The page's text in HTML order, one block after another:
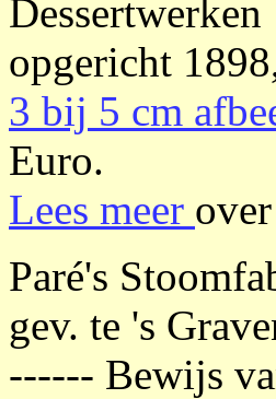
Dessertwerken
opgericht
3 bij 5 cm
Euro.
Lees meer
Paré's
gev. te 's
------ Bewijs